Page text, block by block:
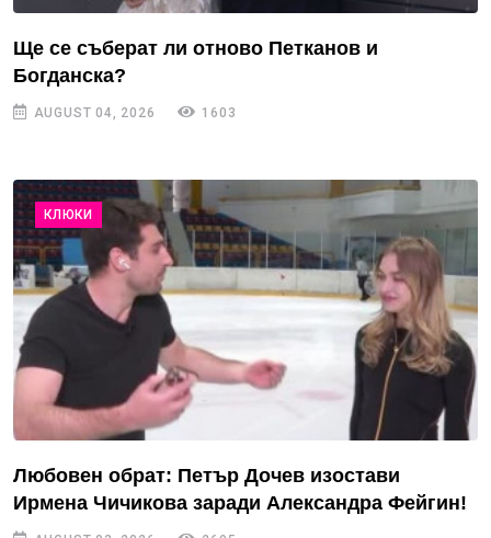
Ще се съберат ли отново Петканов и
Богданска?
AUGUST 04, 2026 1603
КЛЮКИ
Любовен обрат: Петър Дочев изостави
Ирмена Чичикова заради Александра Фейгин!